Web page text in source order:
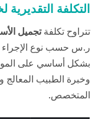
التكلفة
تتراوح تكلفةتجميل
ر.س حسب نوع الإجراء
بشكل أساسي على
وخبرة الطبيب المعالج
المتخصص.